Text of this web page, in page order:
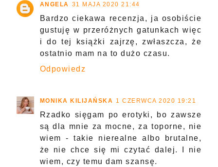
ANGELA 31 MAJA 2020 21:44
Bardzo ciekawa recenzja, ja osobiście
gustuję w przeróżnych gatunkach więc
i do tej książki zajrzę, zwłaszcza, że
ostatnio mam na to dużo czasu.
Odpowiedz
MONIKA KILIJAŃSKA 1 CZERWCA 2020 19:21
Rzadko sięgam po erotyki, bo zawsze
są dla mnie za mocne, za toporne, nie
wiem - takie nierealne albo brutalne,
że nie chce się mi czytać dalej. I nie
wiem, czy temu dam szansę.